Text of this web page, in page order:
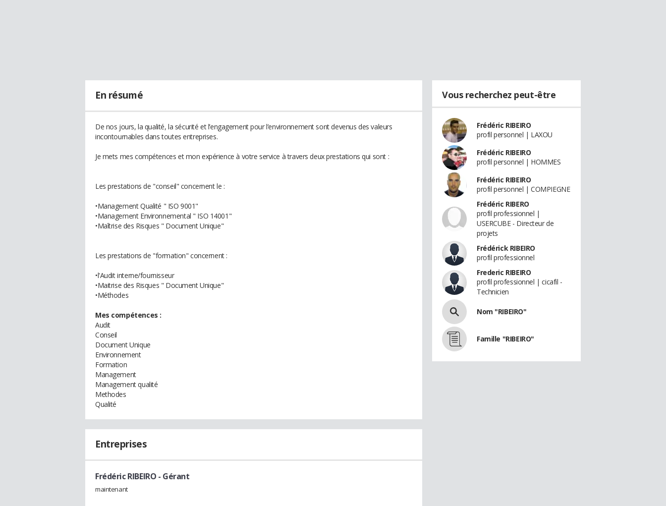
En résumé
De nos jours, la qualité, la sécurité et l’engagement pour l’environnement sont devenus des valeurs
incontournables dans toutes entreprises.
Je mets mes compétences et mon expérience à votre service à travers deux prestations qui sont :
Les prestations de "conseil" concernent le :
•Management Qualité " ISO 9001"
•Management Environnemental " ISO 14001"
•Maîtrise des Risques " Document Unique"
Les prestations de "formation" concernent :
•l'Audit interne/fournisseur
•Maitrise des Risques " Document Unique"
•Méthodes
Mes compétences :
Audit
Conseil
Document Unique
Environnement
Formation
Management
Management qualité
Methodes
Qualité
Entreprises
Frédéric RIBEIRO - Gérant
maintenant
Vous recherchez peut-être
Frédéric RIBEIRO
profil personnel | LAXOU
Frédéric RIBEIRO
profil personnel | HOMMES
Frédéric RIBEIRO
profil personnel | COMPIEGNE
Frédéric RIBERO
profil professionnel |
USERCUBE - Directeur de
projets
Frédérick RIBEIRO
profil professionnel
Frederic RIBEIRO
profil professionnel | cicafil -
Technicien
Nom "RIBEIRO"
Famille "RIBEIRO"